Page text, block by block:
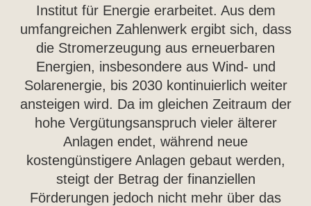
Institut für Energie erarbeitet. Aus dem
umfangreichen Zahlenwerk ergibt sich, dass
die Stromerzeugung aus erneuerbaren
Energien, insbesondere aus Wind- und
Solarenergie, bis 2030 kontinuierlich weiter
ansteigen wird. Da im gleichen Zeitraum der
hohe Vergütungsanspruch vieler älterer
Anlagen endet, während neue
kostengünstigere Anlagen gebaut werden,
steigt der Betrag der finanziellen
Förderungen jedoch nicht mehr über das